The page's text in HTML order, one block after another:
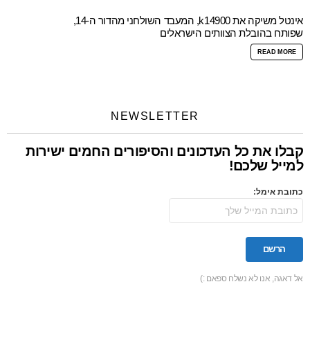
אינטל משיקה את k14900, המעבד השולחני מהדור ה-14,
שפותח בהובלת הצוותים הישראלים
READ MORE
NEWSLETTER
קבלו את כל העדכונים והסיפורים החמים ישירות
למייל שלכם!
כתובת אימל:
אל דאגה, אנו לא נשלח ספאם :)